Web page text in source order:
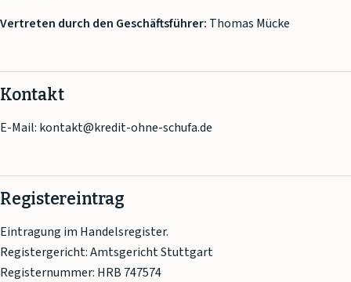
Vertreten durch den Geschäftsführer: Thomas Mücke
Kontakt
E-Mail: kontakt@kredit-ohne-schufa.de
Registereintrag
Eintragung im Handelsregister.
Registergericht: Amtsgericht Stuttgart
Registernummer: HRB 747574